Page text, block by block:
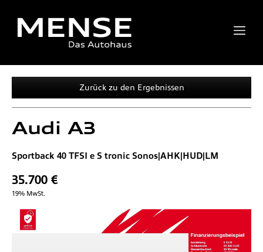
Zurück zu den Ergebnissen
Audi A3
Sportback 40 TFSI e S tronic Sonos|AHK|HUD|LM
35.700 €
19% MwSt.